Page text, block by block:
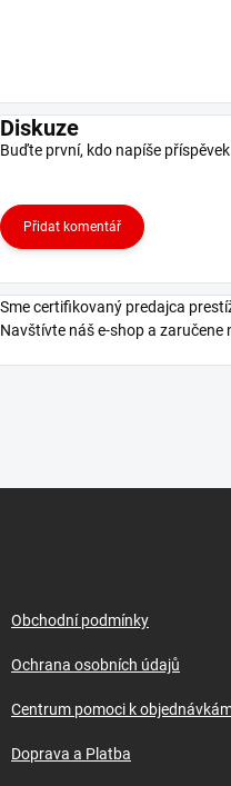
Diskuze
Buďte první, kdo napíše
Přidat komentář
Sme certifikovaný predajca
Navštívte náš e-shop a zaručene
Obchodní podmínky
Ochrana osobních údajů
Centrum pomoci k
Doprava a Platba